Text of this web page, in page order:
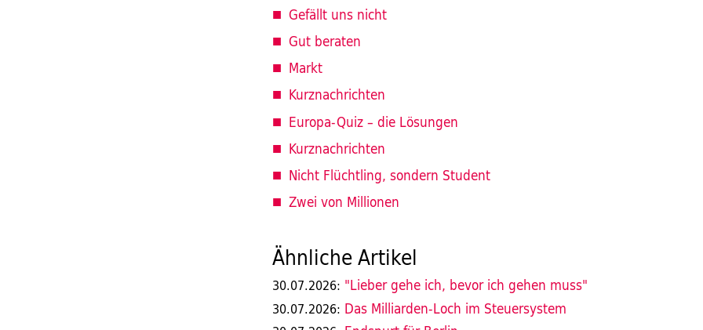
Gefällt uns nicht
Gut beraten
Markt
Kurznachrichten
Europa-Quiz – die Lösungen
Kurznachrichten
Nicht Flüchtling, sondern Student
Zwei von Millionen
Ähnliche Artikel
30.07.2026: "Lieber gehe ich, bevor ich gehen muss"
30.07.2026: Das Milliarden-Loch im Steuersystem